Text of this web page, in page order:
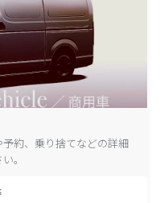
約、乗り捨てなどの詳細
。